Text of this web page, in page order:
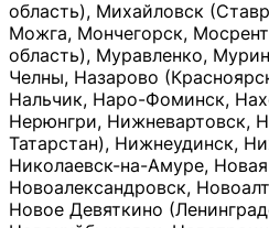
область), Михайловск
Можга, Мончегорск,
область), Муравленко,
Челны, Назарово
Нальчик, Наро-Фоминск,
Нерюнгри, Нижневартовск,
Татарстан), Нижнеудинск,
Николаевск-на-Амуре,
Новоалександровск,
Новое Девяткино